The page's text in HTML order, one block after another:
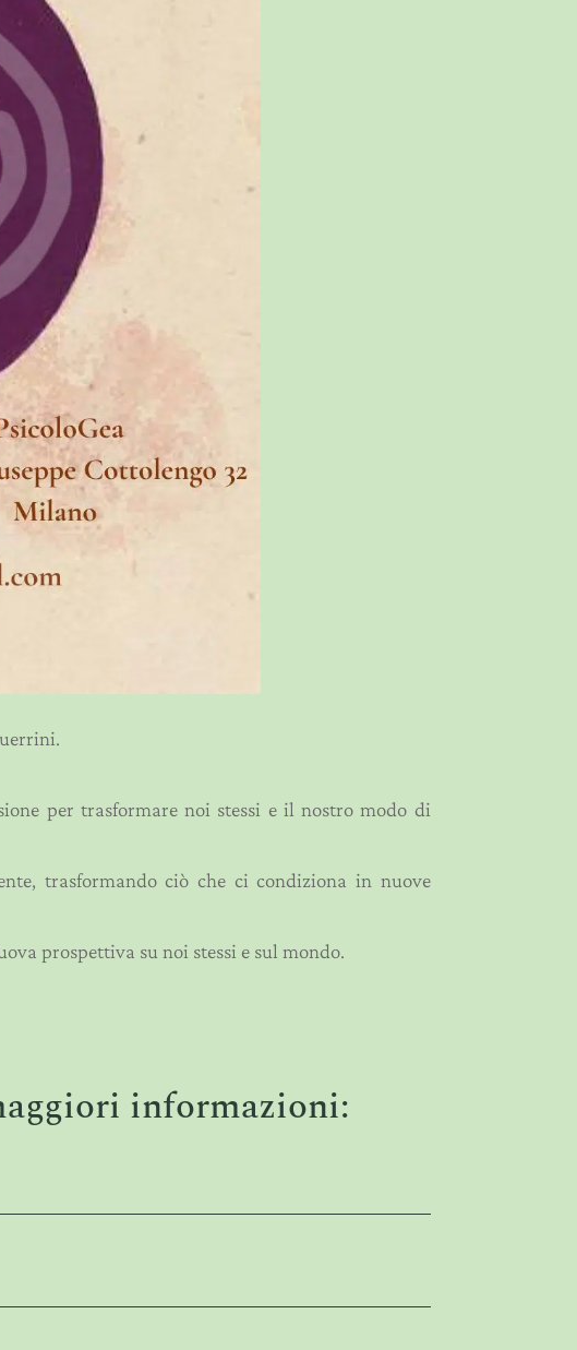
per trasformare noi stessi e il nostro modo di
trasformando ciò che ci condiziona in nuove
prospettiva su noi stessi e sul mondo.
informazioni: